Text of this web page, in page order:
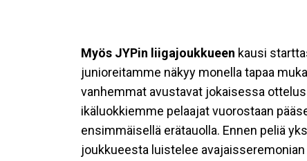
Myös JYPin liigajoukkueen kausi
junioreitamme näkyy monella tapaa
vanhemmat avustavat jokaisessa
ikäluokkiemme pelaajat vuorostaan
ensimmäisellä erätauolla. Ennen peliä
joukkueesta luistelee